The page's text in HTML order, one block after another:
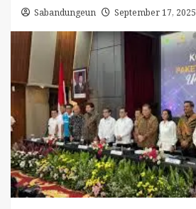
Sabandungeun September 17, 2025